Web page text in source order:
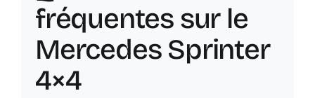
fréquentes sur le
Mercedes Sprinter
4×4